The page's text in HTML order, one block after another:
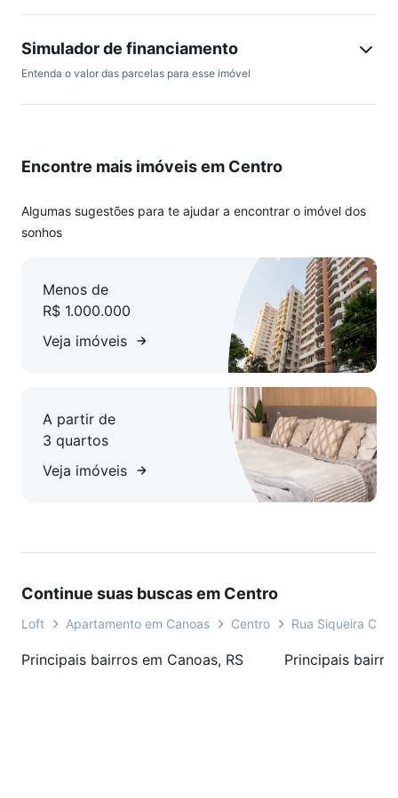
Simulador de financiamento
Entenda o valor das parcelas para esse imóvel
Encontre mais imóveis em Centro
Algumas sugestões para te ajudar a encontrar o imóvel dos
sonhos
Menos de
R$ 1.000.000
Veja imóveis
A partir de
3 quartos
Veja imóveis
Continue suas buscas em Centro
Loft Apartamento em Canoas Centro Rua Siqueira
Principais bairros em Canoas, RS Principais